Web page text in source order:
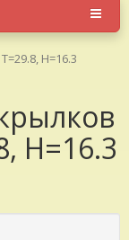
H=16.3
H=16.3